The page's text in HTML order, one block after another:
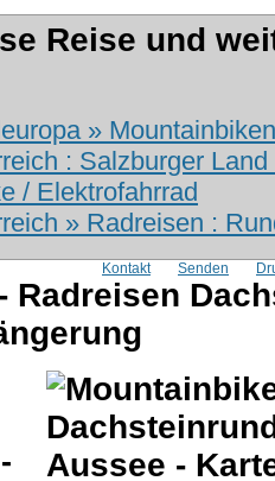
Reise und
» Mountainbiken
: Salzburger
/ Elektrofahrrad
» Radreisen :
Kontakt Senden
Radreisen